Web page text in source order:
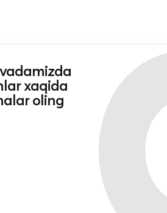
xaqida
oling